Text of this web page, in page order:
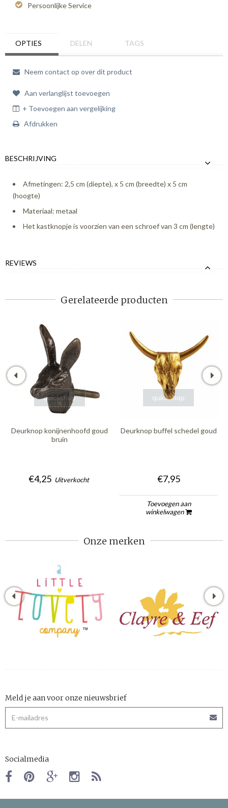
Persoonlijke Service
OPTIES DELEN TAGS
Neem contact op over dit product
Aan verlanglijst toevoegen
+ Toevoegen aan vergelijking
Afdrukken
BESCHRIJVING
Afmetingen: 2,5 cm (diepte), x 5 cm (breedte) x 5 cm
(hoogte)
Materiaal: metaal
Het kastknopje is voorzien van een schroef van 3 cm (lengte)
REVIEWS
Gerelateerde producten
quickshop
Deurknop konijnenhoofd goud
bruin
€4,25 Uitverkocht
quickshop
Deurknop buffel schedel goud
€7,95
Toevoegen aan
winkelwagen
Onze merken
Meld je aan voor onze nieuwsbrief
Socialmedia